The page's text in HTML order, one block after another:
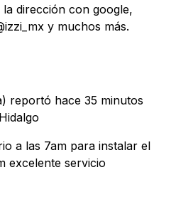
dirección con google,
y muchos más.
reportó hace 35 minutos
a las 7am para instalar el
excelente servicio